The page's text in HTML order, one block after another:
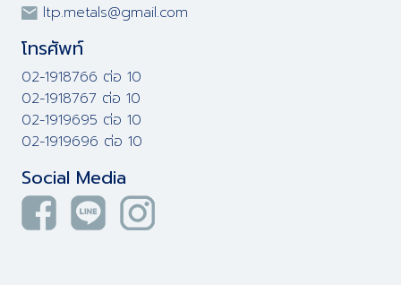
ltp.metals@gmail.com
โทรศัพท์
02-1918766 ต่อ 10
02-1918767 ต่อ 10
02-1919695 ต่อ 10
02-1919696 ต่อ 10
Social Media